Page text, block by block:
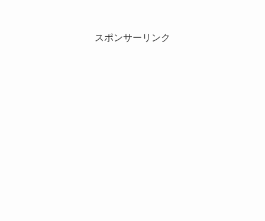
スポンサーリンク